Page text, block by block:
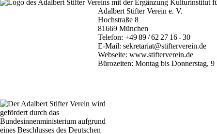
Adalbert Stifter Verein e. V.
Hochstraße 8
81669 München
Telefon:+49 89 / 62 27 16 - 30
E-Mail:sekretariat@stifterverein.de
Webseite:www.stifterverein.de
Bürozeiten: Montag bis Donnerstag,